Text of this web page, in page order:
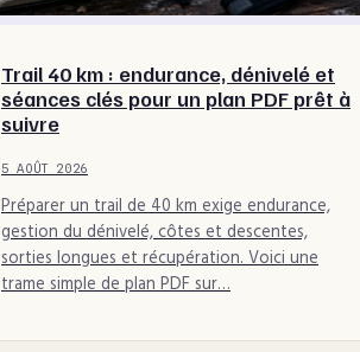
Trail 40 km : endurance, dénivelé et
séances clés pour un plan PDF prêt à
suivre
5 AOÛT 2026
Préparer un trail de 40 km exige endurance,
gestion du dénivelé, côtes et descentes,
sorties longues et récupération. Voici une
trame simple de plan PDF sur…